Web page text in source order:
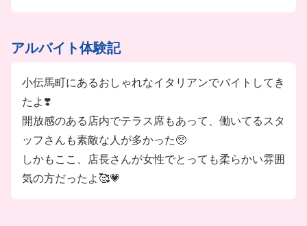
アルバイト体験記
小伝馬町にあるおしゃれなイタリアンでバイトしてき
たよ❣️
開放感のある店内でテラス席もあって、働いてるスタ
ッフさんも素敵な人が多かった🥺
しかもここ、店長さんが女性でとっても柔らかい雰囲
気の方だったよ🥰💗